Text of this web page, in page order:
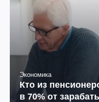
Экономика
Кто из
в 70% от